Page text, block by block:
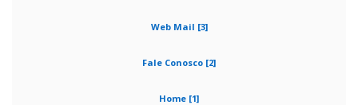
Web Mail [3]
Fale Conosco [2]
Home [1]